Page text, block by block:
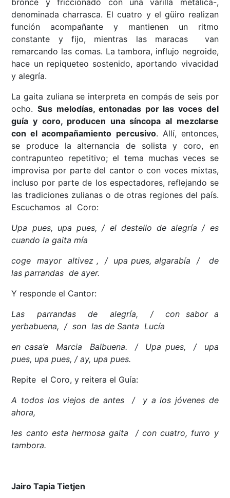
denominada charrasca. El cuatro y el güiro realizan
función acompañante y mantienen un ritmo
constante y fijo, mientras las maracas van
remarcando las comas. La tambora, influjo negroide,
hace un repiqueteo sostenido, aportando vivacidad
y alegría.
La gaita zuliana se interpreta en compás de seis por
ocho.Sus melodías, entonadas por las voces del
guía y coro, producen una síncopa al mezclarse
con el acompañamiento percusivo. Allí, entonces,
se produce la alternancia de solista y coro, en
contrapunteo repetitivo; el tema muchas veces se
improvisa por parte del cantor o con voces mixtas,
incluso por parte de los espectadores, reflejando se
las tradiciones zulianas o de otras regiones del país.
Escuchamos al Coro:
Upa pues, upa pues, / el destello de alegría / es
cuando la gaita mía
coge mayor altivez , / upa pues, algarabía / de
las parrandas de ayer.
Y responde el Cantor:
Las parrandas de alegría, / con sabor a
yerbabuena, / son las de Santa Lucía
en casa’e Marcia Balbuena. / Upa pues, / upa
pues, upa pues, / ay, upa pues.
Repite el Coro, y reitera el Guía:
A todos los viejos de antes / y a los jóvenes de
ahora,
les canto esta hermosa gaita / con cuatro, furro y
tambora.
Jairo Tapia Tietjen